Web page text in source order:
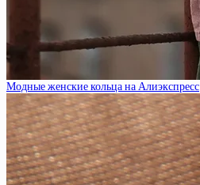
Модные женские кольца на Алиэкспресс